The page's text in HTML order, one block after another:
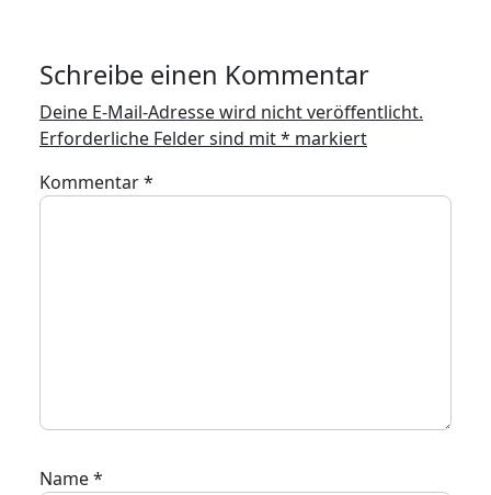
Schreibe einen Kommentar
Deine E-Mail-Adresse wird nicht veröffentlicht.
Erforderliche Felder sind mit* markiert
Kommentar*
Name*